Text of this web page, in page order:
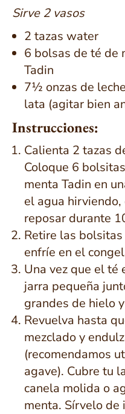
Sirve 2 vasos
2 tazas water
6 bolsas de té de
Tadin
7½ onzas de
lata (agitar bien
Instrucciones:
Calienta 2 tazas
Coloque 6
menta Tadin en
el agua
reposar durante
Retire las
enfríe en el
Una vez que el té
jarra pequeña
grandes de hielo
Revuelva hasta
mezclado y
(recomendamos
agave). Cubre tu
canela molida o
menta. Sírvelo de